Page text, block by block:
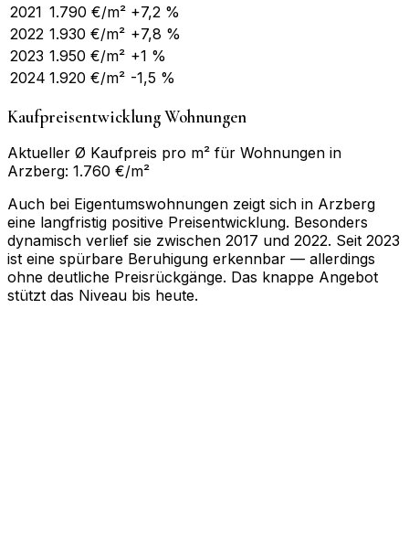
2021 1.790 €/m² +7,2 %
2022 1.930 €/m² +7,8 %
2023 1.950 €/m² +1 %
2024 1.920 €/m² -1,5 %
Kaufpreisentwicklung Wohnungen
Aktueller Ø Kaufpreis pro m² für Wohnungen in
Arzberg: 1.760 €/m²
Auch bei Eigentumswohnungen zeigt sich in Arzberg
eine langfristig positive Preisentwicklung. Besonders
dynamisch verlief sie zwischen 2017 und 2022. Seit 2023
ist eine spürbare Beruhigung erkennbar — allerdings
ohne deutliche Preisrückgänge. Das knappe Angebot
stützt das Niveau bis heute.